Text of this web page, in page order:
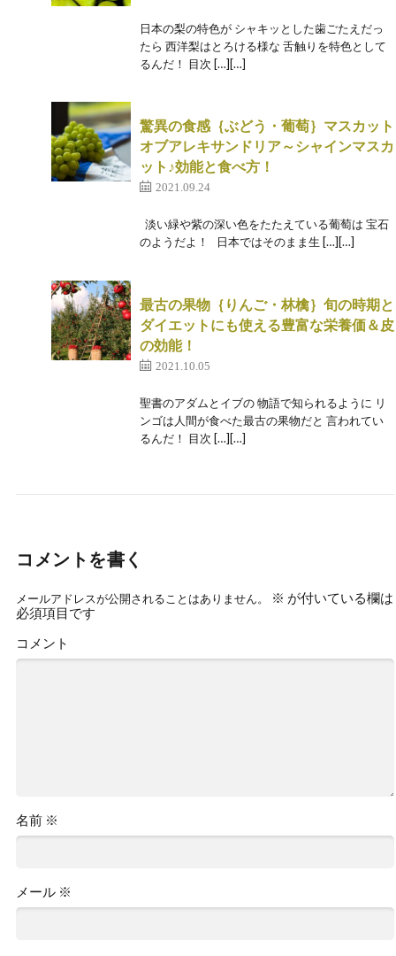
日本の梨の特色が シャキッとした歯ごたえだっ
たら 西洋梨はとろける様な 舌触りを特色として
るんだ！ 目次 […][…]
驚異の食感｛ぶどう・葡萄｝マスカット
オブアレキサンドリア～シャインマスカ
ット♪効能と食べ方！
2021.09.24
淡い緑や紫の深い色をたたえている葡萄は 宝石
のようだよ！ 日本ではそのまま生 […][…]
最古の果物｛りんご・林檎｝旬の時期と
ダイエットにも使える豊富な栄養価＆皮
の効能！
2021.10.05
聖書のアダムとイブの 物語で知られるように リ
ンゴは人間が食べた最古の果物だと 言われてい
るんだ！ 目次 […][…]
コメントを書く
メールアドレスが公開されることはありません。 ※ が付いている欄は
必須項目です
コメント
名前 ※
メール ※